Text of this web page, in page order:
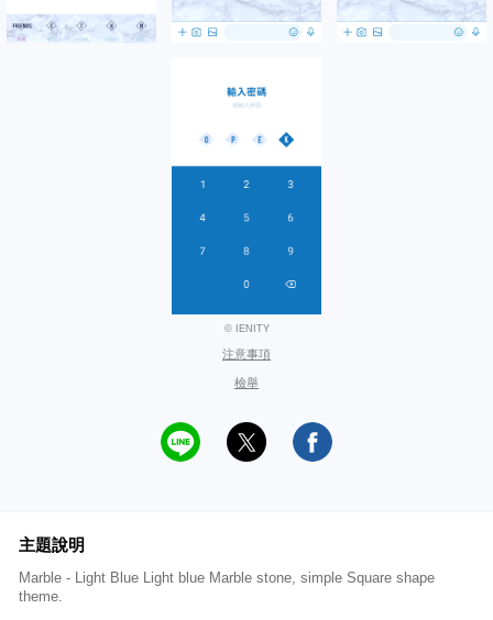
© IENITY
注意事項
檢舉
主題說明
Marble - Light Blue Light blue Marble stone, simple Square shape
theme.